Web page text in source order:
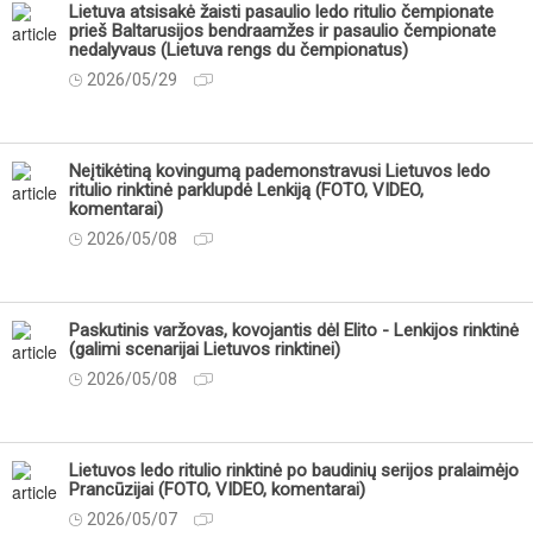
Lietuva atsisakė žaisti pasaulio ledo ritulio čempionate
prieš Baltarusijos bendraamžes ir pasaulio čempionate
nedalyvaus (Lietuva rengs du čempionatus)
2026/05/29
Neįtikėtiną kovingumą pademonstravusi Lietuvos ledo
ritulio rinktinė parklupdė Lenkiją (FOTO, VIDEO,
komentarai)
2026/05/08
Paskutinis varžovas, kovojantis dėl Elito - Lenkijos rinktinė
(galimi scenarijai Lietuvos rinktinei)
2026/05/08
Lietuvos ledo ritulio rinktinė po baudinių serijos pralaimėjo
Prancūzijai (FOTO, VIDEO, komentarai)
2026/05/07